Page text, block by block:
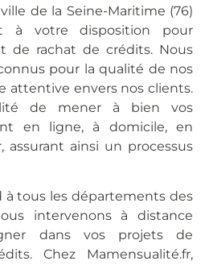
de la Seine-Maritime (76)
à votre disposition pour
de rachat de crédits. Nous
pour la qualité de nos
attentive envers nos clients.
de mener à bien vos
en ligne, à domicile, en
assurant ainsi un processus
à tous les départements des
intervenons à distance
dans vos projets de
Chez Mamensualité.fr,